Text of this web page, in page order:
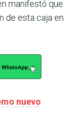
manifestó que
de esta caja en
nuevo